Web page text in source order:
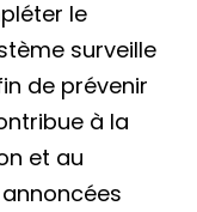
le
surveille
de prévenir
à la
et au